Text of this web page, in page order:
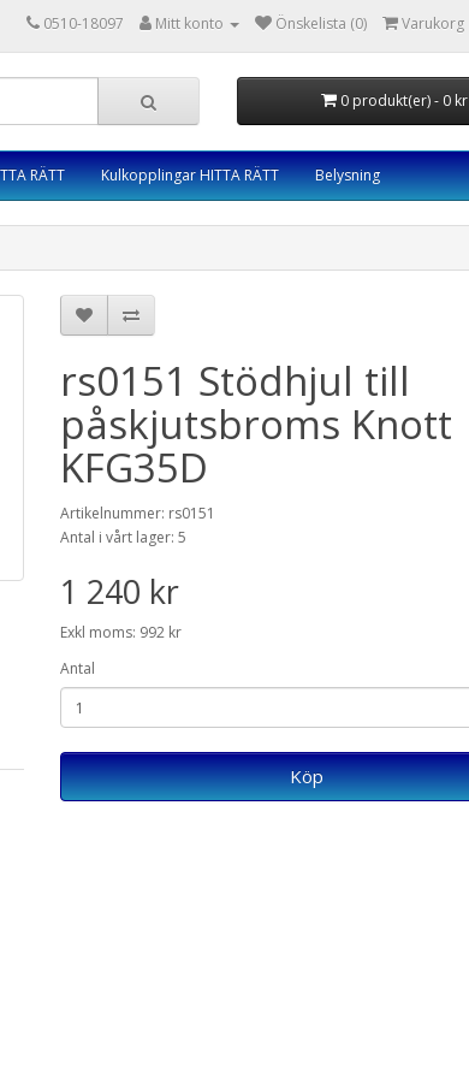
0510-18097 Mitt konto Önskelista (0) Varukorg
0 produkt(er) - 0 kr
RÄTT Kulkopplingar HITTA RÄTT Belysning
rs0151 Stödhjul till
påskjutsbroms Knott
KFG35D
Artikelnummer: rs0151
Antal i vårt lager: 5
1 240 kr
Exkl moms: 992 kr
Antal
Köp